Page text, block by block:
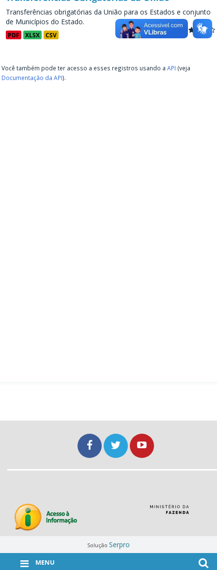
MENU
Transferências obrigatórias da União para os Estados e conjunto
de Municípios do Estado.
PDF XLSX CSV
Você também pode ter acesso a esses registros usando a API (veja
Documentação da API).
Solução Serpro